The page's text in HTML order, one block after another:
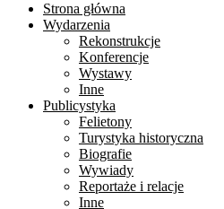
Strona główna
Wydarzenia
Rekonstrukcje
Konferencje
Wystawy
Inne
Publicystyka
Felietony
Turystyka historyczna
Biografie
Wywiady
Reportaże i relacje
Inne